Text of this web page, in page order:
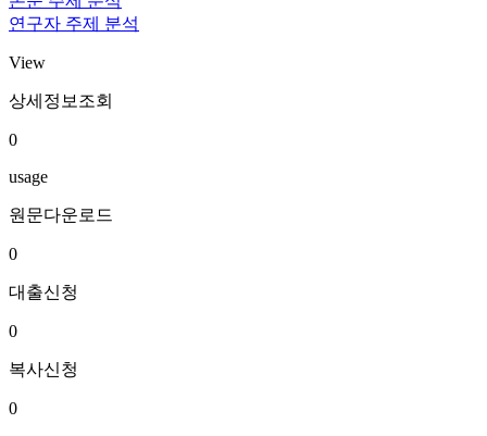
연구자 주제 분석
View
상세정보조회
0
usage
원문다운로드
0
대출신청
0
복사신청
0